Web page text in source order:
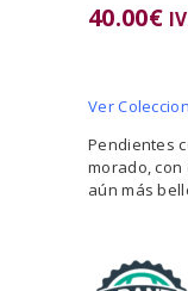
40.00€
Ver
Pendientes
morado,
aún más